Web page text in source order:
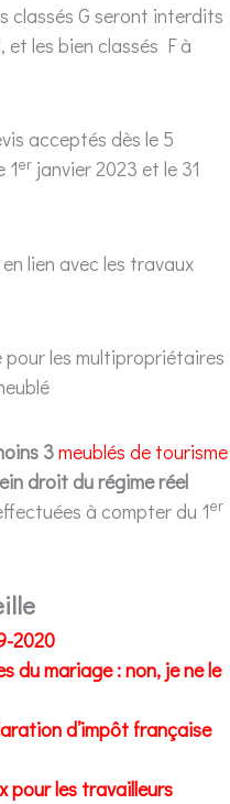
classés G seront interdits
les bien classés F à
acceptés dès le 5
1er janvier 2023 et le 31
lien avec les travaux
les multipropriétaires
3meublés de tourisme
droit du régime réel
à compter du 1er
2020
du mariage : non, je ne le
d’impôt française
pour les travailleurs